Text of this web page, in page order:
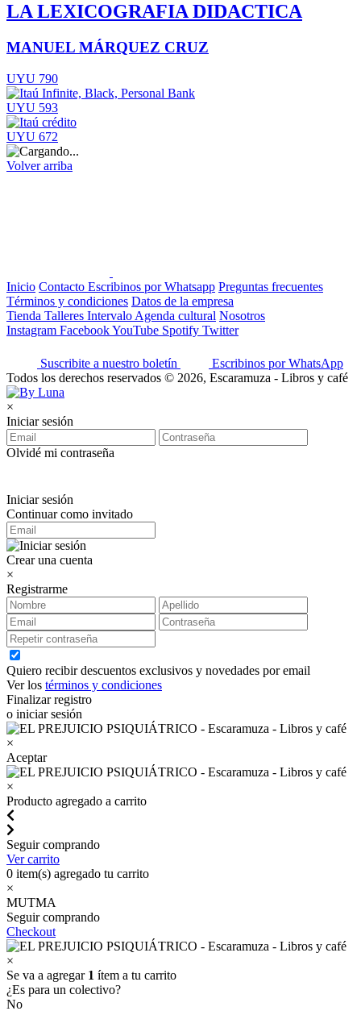
LA LEXICOGRAFIA DIDACTICA
MANUEL MÁRQUEZ CRUZ
UYU 790
UYU 593
UYU 672
Volver arriba
Inicio Contacto Escribinos por Whatsapp Preguntas frecuentes
Términos y condiciones Datos de la empresa
Tienda Talleres Intervalo Agenda cultural Nosotros
Instagram FacebookYouTube Spotify Twitter
Suscribite a nuestro boletín
Escribinos por WhatsApp
Todos los derechos reservados © 2026, Escaramuza - Libros y café
×
Iniciar sesión
Olvidé mi contraseña
Iniciar sesión
Continuar como invitado
Crear una cuenta
×
Registrarme
Quiero recibir descuentos exclusivos y novedades por email
Ver los términos y condiciones
Finalizar registro
o iniciar sesión
×
Aceptar
×
Producto agregado a carrito
Seguir comprando
Ver carrito
0 item(s) agregado tu carrito
×
MUTMA
Seguir comprando
Checkout
×
Se va a agregar 1 ítem a tu carrito
¿Es para un colectivo?
No